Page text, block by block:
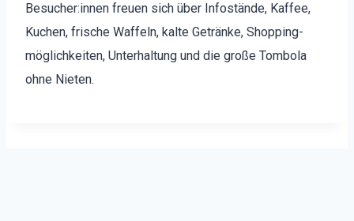
Besucher:innen freuen sich über Infos­tände, Kaf­fee,
Kuchen, frische Waf­feln, kalte Getränke, Shop­ping­
möglichkeit­en, Unter­hal­tung und die große Tombo­la
ohne Nieten.